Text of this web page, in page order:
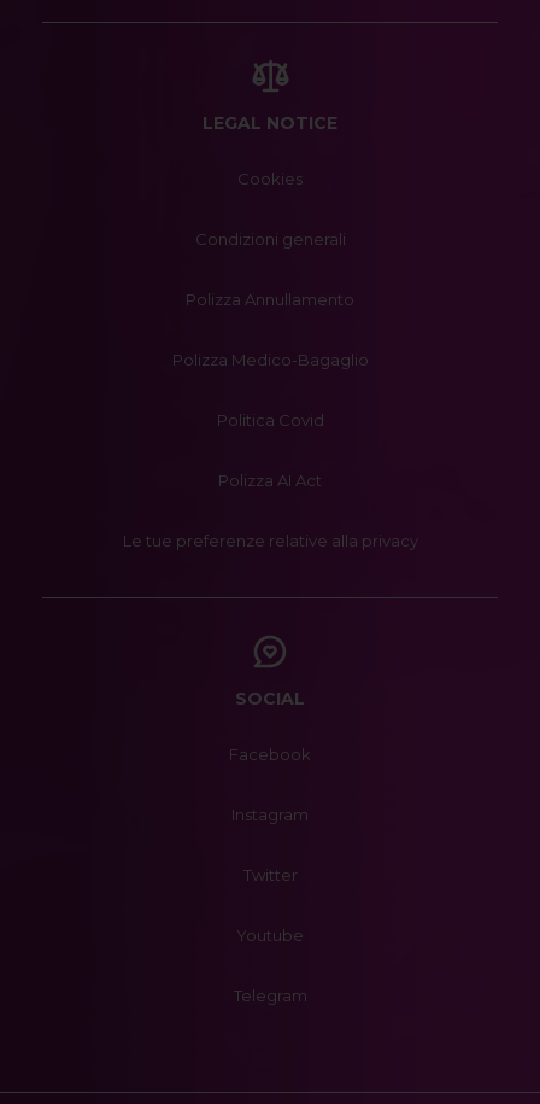
LEGAL NOTICE
Cookies
Condizioni generali
Polizza Annullamento
Polizza Medico-Bagaglio
Politica Covid
Polizza AI Act
Le tue preferenze relative alla privacy
SOCIAL
Facebook
Instagram
Twitter
Youtube
Telegram